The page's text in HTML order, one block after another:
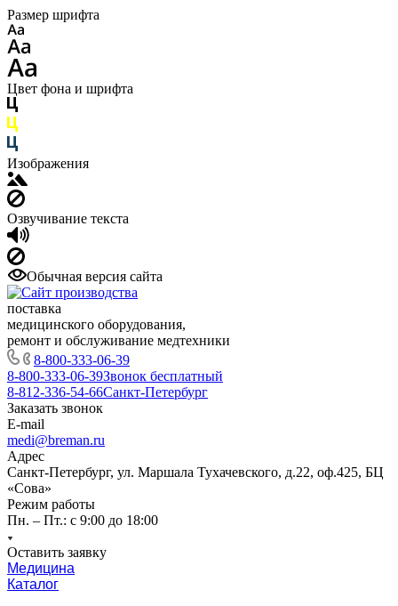
Размер шрифта
Цвет фона и шрифта
Изображения
Озвучивание текста
Обычная версия сайта
поставка
медицинского оборудования,
ремонт и обслуживание медтехники
8-800-333-06-39
8-800-333-06-39Звонок бесплатный
8-812-336-54-66Санкт-Петербург
Заказать звонок
E-mail
medi@breman.ru
Адрес
Санкт-Петербург, ул. Маршала Тухачевского, д.22, оф.425, БЦ
«Сова»
Режим работы
Пн. – Пт.: с 9:00 до 18:00
Оставить заявку
Медицина
Каталог